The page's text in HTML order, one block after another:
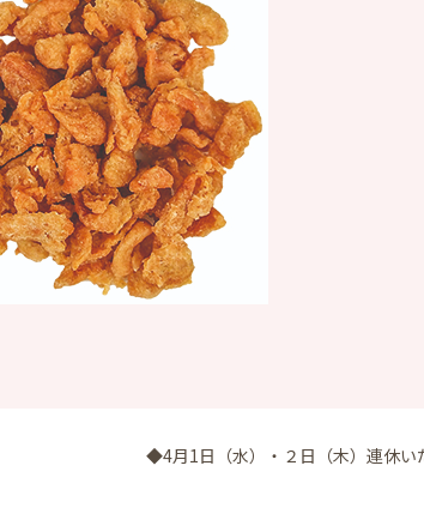
◆4月1日（水）・２日（木）連休